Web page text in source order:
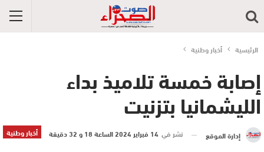
الرئيسية أخبار وطنية
إصابة خمسة تلاميذ بداء
الليشمانيا بتزنيت
أخبار وطنية إدارة الموقع نشر في 14 فبراير 2024 الساعة 18 و 32 دقيقة